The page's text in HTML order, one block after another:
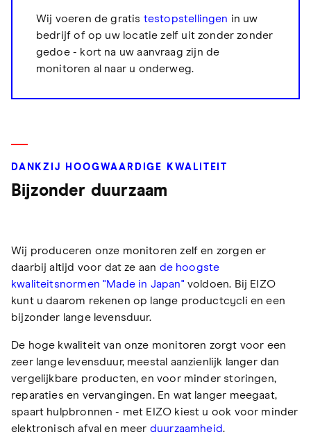
Wij voeren de gratis testopstellingen in uw
bedrijf of op uw locatie zelf uit zonder zonder
gedoe - kort na uw aanvraag zijn de
monitoren al naar u onderweg.
DANKZIJ HOOGWAARDIGE KWALITEIT
Bijzonder duurzaam
Wij produceren onze monitoren zelf en zorgen er
daarbij altijd voor dat ze aan de hoogste
kwaliteitsnormen "Made in Japan" voldoen. Bij EIZO
kunt u daarom rekenen op lange productcycli en een
bijzonder lange levensduur.
De hoge kwaliteit van onze monitoren zorgt voor een
zeer lange levensduur, meestal aanzienlijk langer dan
vergelijkbare producten, en voor minder storingen,
reparaties en vervangingen. En wat langer meegaat,
spaart hulpbronnen - met EIZO kiest u ook voor minder
elektronisch afval en meer duurzaamheid.